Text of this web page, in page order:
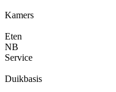
Kamers
Eten
NB
Service
Duikbasis